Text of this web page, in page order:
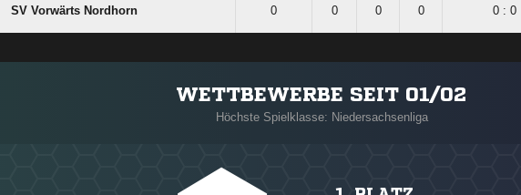
SV Vorwärts Nordhorn 0 0 0 0 0 : 0
WETTBEWERBE SEIT 01/02
Höchste Spielklasse: Niedersachsenliga